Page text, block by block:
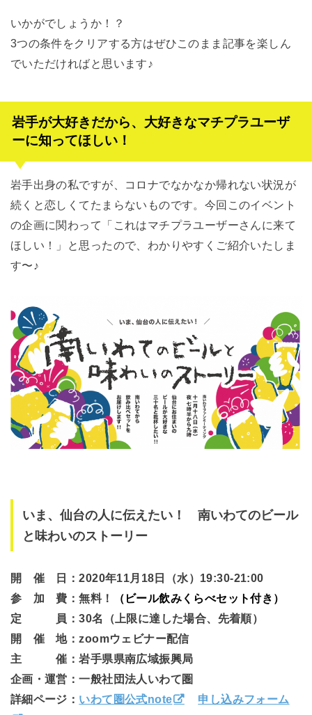
いかがでしょうか！？
3つの条件をクリアする方はぜひこのまま記事を楽しん
でいただければと思います♪
岩手が大好きだから、大好きなマチプラユーザ
ーに知ってほしい！
岩手出身の私ですが、コロナでなかなか帰れない状況が
続くと恋しくてたまらないものです。今回このイベント
の企画に関わって「これはマチプラユーザーさんに来て
ほしい！」と思ったので、わかりやすくご紹介いたしま
す〜♪
いま、仙台の人に伝えたい！ 南いわてのビール
と味わいのストーリー
開 催 日：2020年11月18日（水）19:30-21:00
参 加 費：無料！
（ビール飲みくらべセット付き）
定 員：30名（上限に達した場合、先着順）
開 催 地：zoomウェビナー配信
主 催：岩手県県南広域振興局
企画・運営：一般社団法人いわて圏
詳細ページ： いわて圏公式note 申し込みフォーム